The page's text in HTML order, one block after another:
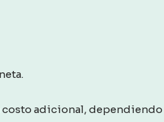
costo adicional,